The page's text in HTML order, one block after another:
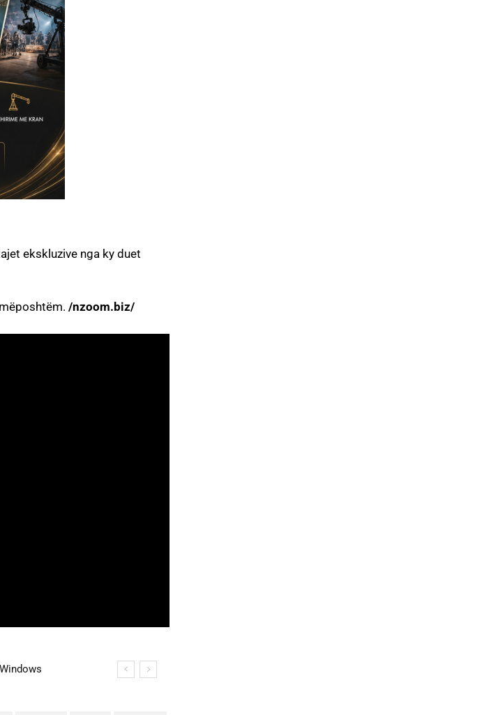
ekskluzive nga ky duet
/nzoom.biz/
detajet